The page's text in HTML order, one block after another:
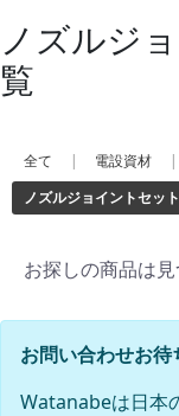
ノズルジ
覧
全て | 電設資材 |
ノズルジョイントセット
お探しの商品は
お問い合わせお
Watanabeは日本